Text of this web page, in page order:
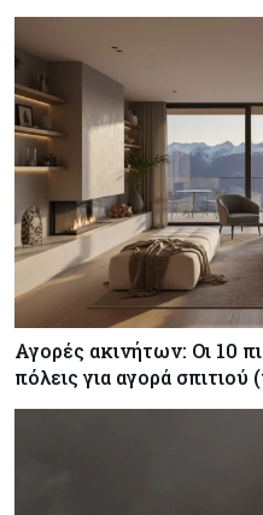
Αγορές ακινήτων: Οι 10
πόλεις για αγορά σπιτιού